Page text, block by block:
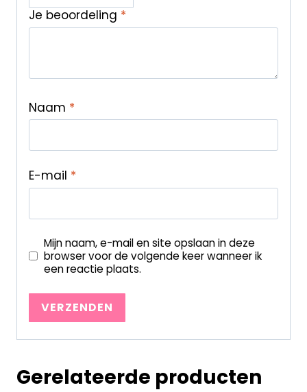
Je beoordeling *
Naam *
E-mail *
Mijn naam, e-mail en site opslaan in deze
browser voor de volgende keer wanneer ik
een reactie plaats.
Gerelateerde producten